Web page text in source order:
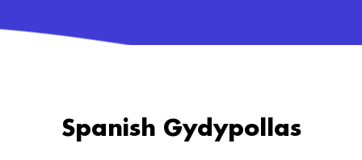
Spanish Gydypollas